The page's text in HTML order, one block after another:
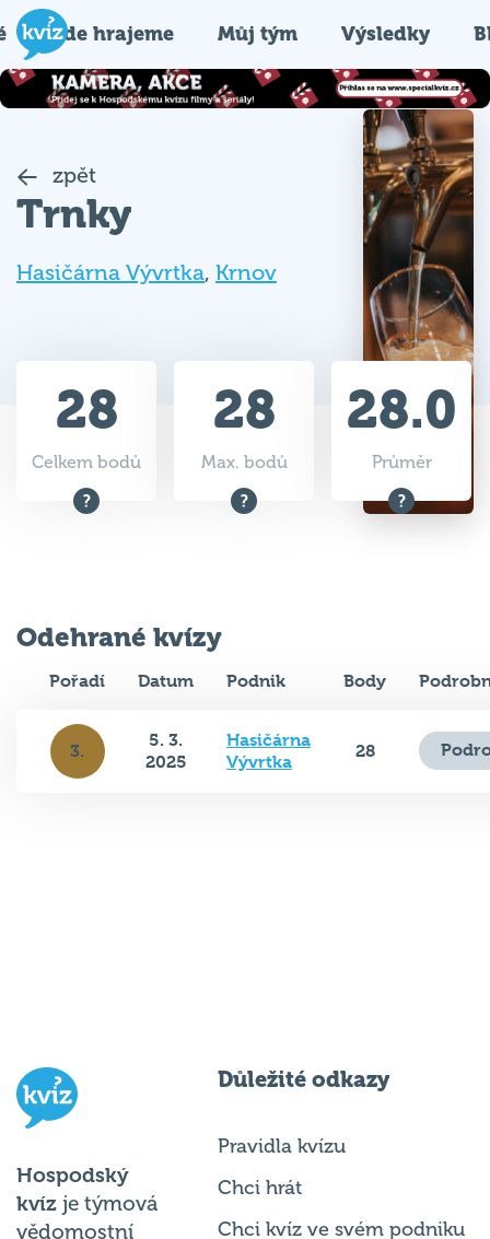
Kde hrajeme Můj tým Výsledky
zpět
Trnky
Hasičárna Vývrtka, Krnov
28
Celkem bodů
28
Max. bodů
28.0
Průměr
Odehrané kvízy
Pořadí Datum Podnik Body
3.
5. 3.
2025
Hasičárna
Vývrtka
28
Hospodský
kvíz je týmová
vědomostní
Důležité odkazy
Pravidla kvízu
Chci hrát
Chci kvíz ve svém podniku